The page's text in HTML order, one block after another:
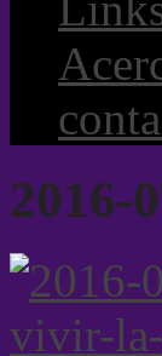
2016-